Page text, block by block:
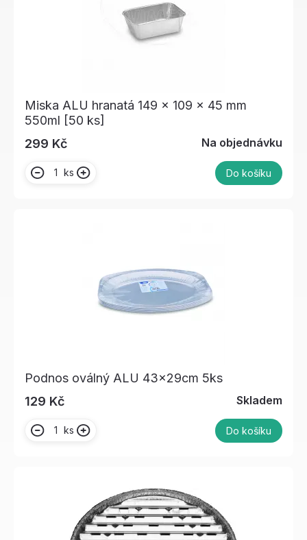
Miska ALU hranatá 149 x 109 x 45 mm
550ml [50 ks]
299 Kč
Na objednávku
ks Do košíku
Podnos oválný ALU 43x29cm 5ks
129 Kč
Skladem
ks Do košíku